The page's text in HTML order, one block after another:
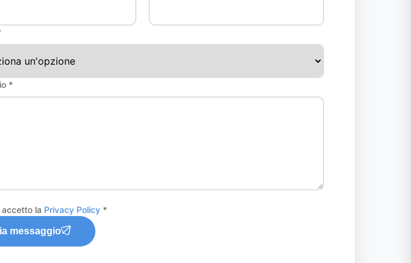
*
accetto la Privacy Policy *
messaggio